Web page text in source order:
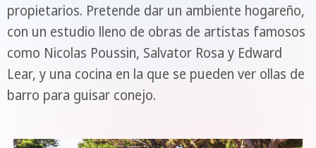
propietarios. Pretende dar un ambiente hogareño,
con un estudio lleno de obras de artistas famosos
como Nicolas Poussin, Salvator Rosa y Edward
Lear, y una cocina en la que se pueden ver ollas de
barro para guisar conejo.